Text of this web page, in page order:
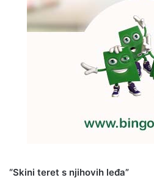
“Skini teret s njihovih leđa”